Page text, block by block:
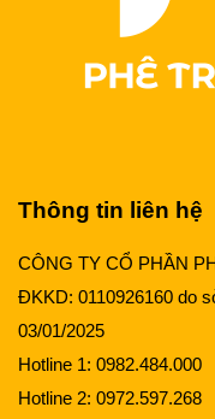
Thông tin liên hệ
CÔNG TY CỔ PHẦN
ĐKKD: 0110926160 do
03/01/2025
Hotline 1: 0982.484.000
Hotline 2: 0972.597.268